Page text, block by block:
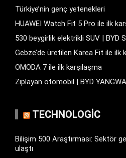
Türkiye’nin genç yetenekleri
HUAWEI Watch Fit 5 Pro ile ilk
530 beygirlik elektrikli SUV | BYD
Gebze’de üretilen Karea Fit ile ilk
OMODA 7 ile ilk karşılaşma
Zıplayan otomobil | BYD
TECHNOLOGIC
Bilişim 500 Araştırması: Sektör
ulaştı